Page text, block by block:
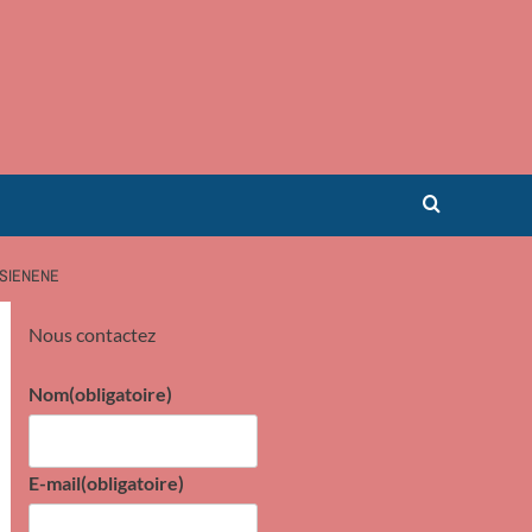
Nous contactez
Nom(obligatoire)
E-mail(obligatoire)